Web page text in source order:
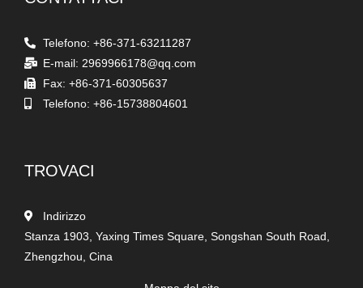
Telefono: +86-371-63211287
E-mail: 2969966178@qq.com
Fax: +86-371-60305637
Telefono: +86-15738804601
TROVACI
Indirizzo
Stanza 1903, Yaxing Times Square, Songshan South Road,
Zhengzhou, Cina